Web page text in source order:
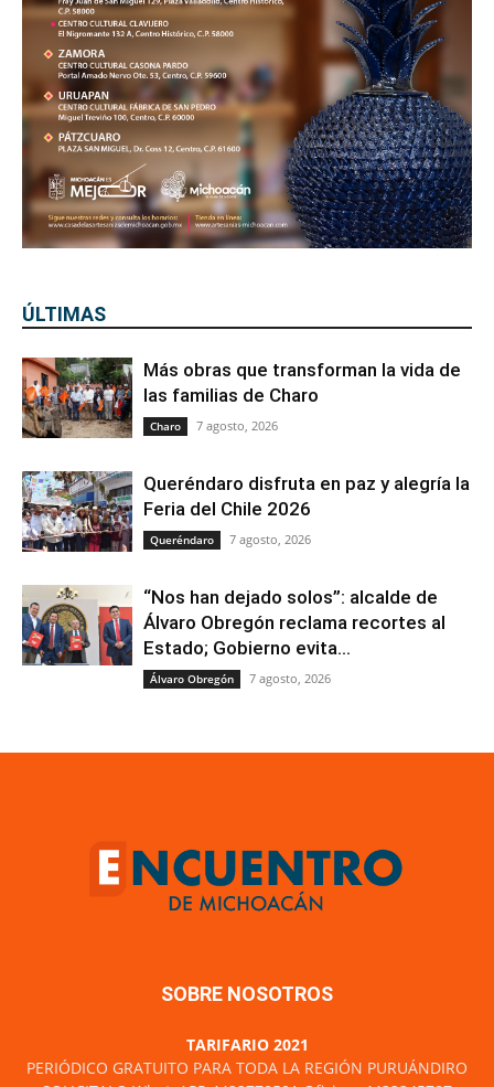
ÚLTIMAS
Más obras que transforman la vida de
las familias de Charo
Charo 7 agosto, 2026
Queréndaro disfruta en paz y alegría la
Feria del Chile 2026
Queréndaro 7 agosto, 2026
“Nos han dejado solos”: alcalde de
Álvaro Obregón reclama recortes al
Estado; Gobierno evita...
Álvaro Obregón 7 agosto, 2026
SOBRE NOSOTROS
TARIFARIO 2021
PERIÓDICO GRATUITO PARA TODA LA REGIÓN PURUÁNDIRO